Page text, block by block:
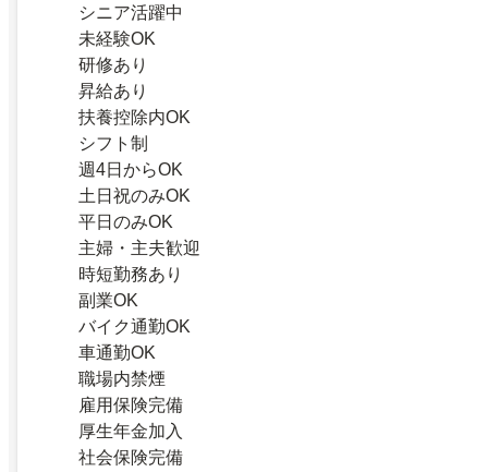
シニア活躍中
未経験OK
研修あり
昇給あり
扶養控除内OK
シフト制
週4日からOK
土日祝のみOK
平日のみOK
主婦・主夫歓迎
時短勤務あり
副業OK
バイク通勤OK
車通勤OK
職場内禁煙
雇用保険完備
厚生年金加入
社会保険完備